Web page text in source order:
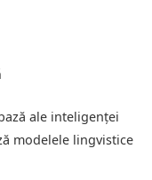
ale inteligenței
modelele lingvistice